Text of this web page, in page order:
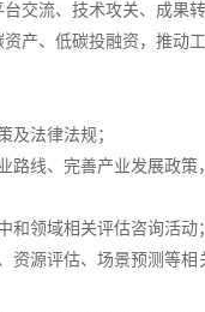
交流、技术攻关、成
产、低碳投融资，推动
及法律法规；
路线、完善产业发展政
和领域相关评估咨询活动；
资源评估、场景预测等